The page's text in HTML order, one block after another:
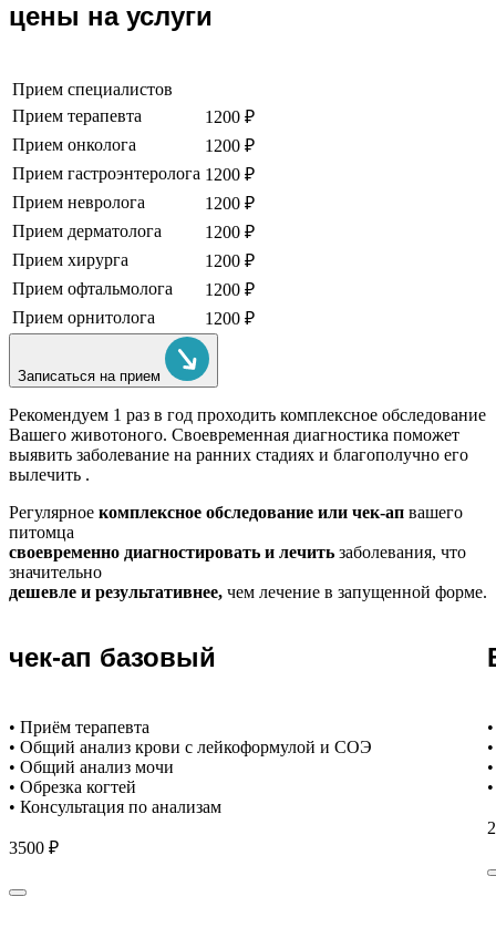
цены на услуги
Прием специалистов
Прием терапевта
1200 ₽
Прием онколога
1200 ₽
Прием гастроэнтеролога 1200 ₽
Прием невролога
1200 ₽
Прием дерматолога
1200 ₽
Прием хирурга
1200 ₽
Прием офтальмолога
1200 ₽
Прием орнитолога
1200 ₽
Записаться на прием
Рекомендуем 1 раз в год проходить комплексное обследование
Вашего животоного. Своевременная диагностика поможет
выявить заболевание на ранних стадиях и благополучно его
вылечить .
Регулярное комплексное обследование или чек-ап вашего
питомца
своевременно диагностировать и лечить заболевания, что
значительно
дешевле и результативнее, чем лечение в запущенной форме.
чек-ап базовый
• Приём терапевта
• Общий анализ крови с лейкоформулой и СОЭ
• Общий анализ мочи
• Обрезка когтей
• Консультация по анализам
3500 ₽